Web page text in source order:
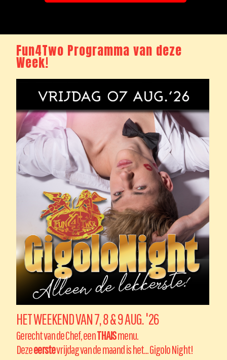
Fun4Two Programma van deze
Week!
HET WEEKEND VAN 7, 8 & 9 AUG. '26
Gerecht van de Chef, eenTHAISmenu.
Dezeeerstevrijdag van de maand is het... Gigolo Night!